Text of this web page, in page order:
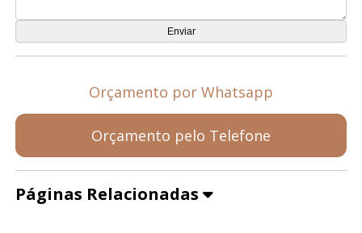
Orçamento por Whatsapp
Orçamento pelo Telefone
Páginas Relacionadas